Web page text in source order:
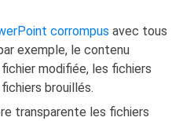
corrompus avec tous
exemple, le contenu
modifiée, les fichiers
brouillés.
transparente les fichiers